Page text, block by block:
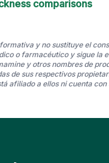
comparisons
y no sustituye el
o farmacéutico y sigue la
y otros nombres de
de sus respectivos
afiliado a ellos ni cuenta con